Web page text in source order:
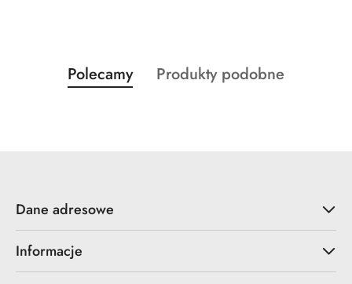
Pomiń karuzelę produktów
Produkty
o
Polecamy
Produkty
Produkty podobne
Dane adresowe
Informacje